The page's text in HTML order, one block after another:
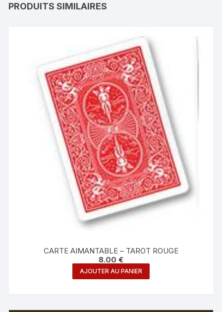
PRODUITS SIMILAIRES
CARTE AIMANTABLE – TAROT ROUGE
8.00 €
AJOUTER AU PANIER